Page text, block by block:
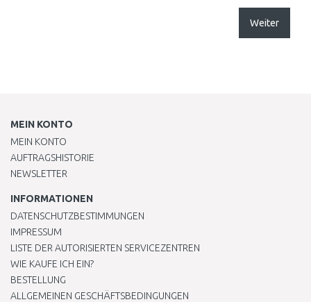
Weiter
MEIN KONTO
MEIN KONTO
AUFTRAGSHISTORIE
NEWSLETTER
INFORMATIONEN
DATENSCHUTZBESTIMMUNGEN
IMPRESSUM
LISTE DER AUTORISIERTEN SERVICEZENTREN
WIE KAUFE ICH EIN?
BESTELLUNG
ALLGEMEINEN GESCHÄFTSBEDINGUNGEN